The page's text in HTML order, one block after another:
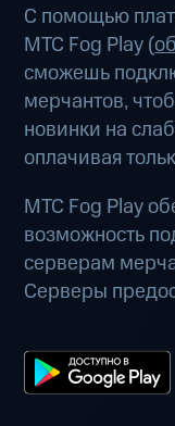
С помощью
МТС Fog Play (
сможешь
мерчантов,
новинки на
оплачивая
МТС Fog Play
возможность
серверам
Серверы